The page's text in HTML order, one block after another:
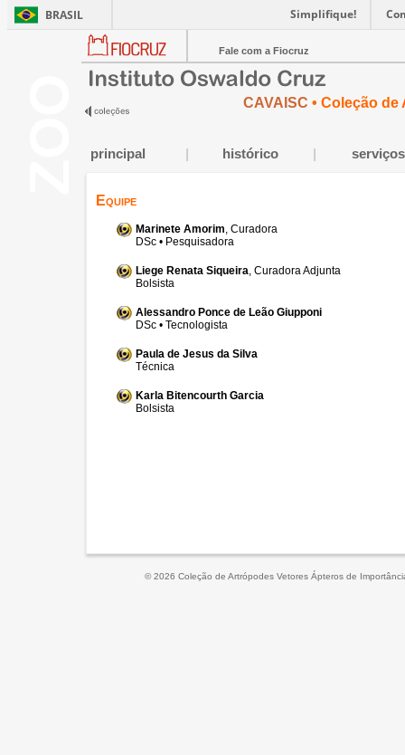
BRASIL Simplifique!
Fale com a Fiocruz
CAVAISC • Coleção
principal histórico serviços
Equipe
Marinete Amorim, Curadora
DSc • Pesquisadora
Liege Renata Siqueira, Curadora Adjunta
Bolsista
Alessandro Ponce de Leão Giupponi
DSc • Tecnologista
Paula de Jesus da Silva
Técnica
Karla Bitencourth Garcia
Bolsista
© 2026 Coleção de Artrópodes Vetores Ápteros de